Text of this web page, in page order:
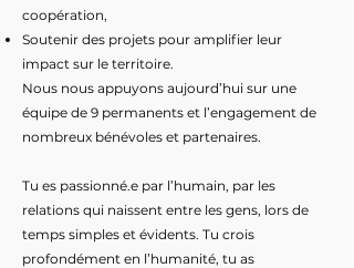
coopération,
Soutenir des projets pour amplifier leur
impact sur le territoire.
Nous nous appuyons aujourd’hui sur une
équipe de 9 permanents et l’engagement de
nombreux bénévoles et partenaires.
Tu es passionné.e par l’humain, par les
relations qui naissent entre les gens, lors de
temps simples et évidents. Tu crois
profondément en l’humanité, tu as